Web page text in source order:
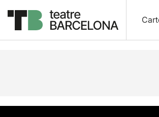
Descripció Fitxa artística